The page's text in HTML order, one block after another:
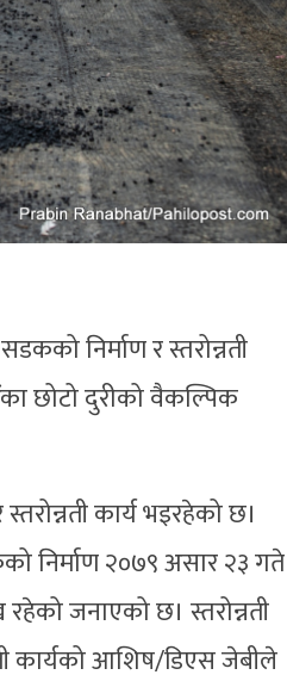
निर्माण र स्तरोन्नती
छोटो दुरीको वैकल्पिक
कार्य भइरहेको छ।
निर्माण २०७९ असार २३ गते
जनाएको छ। स्तरोन्नती
कार्यको आशिष/डिएस जेबीले